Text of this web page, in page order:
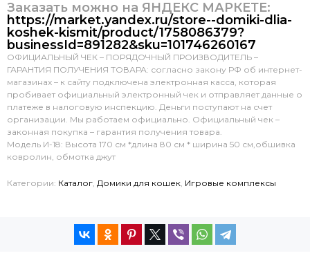
Заказать можно на ЯНДЕКС МАРКЕТЕ:
https://market.yandex.ru/store--domiki-dlia-
koshek-kismit/product/1758086379?
businessId=891282&sku=101746260167
ОФИЦИАЛЬНЫЙ ЧЕК – ПОРЯДОЧНЫЙ ПРОИЗВОДИТЕЛЬ –
ГАРАНТИЯ ПОЛУЧЕНИЯ ТОВАРА: согласно закону РФ об интернет-
магазинах – к сайту подключена электронная касса, которая
пробивает официальный электронный чек и отправляет данные о
платеже в налоговую инспекцию. Деньги поступают на счет
организации. Мы работаем официально. Официальный чек –
законная покупка – гарантия получения товара.
Модель И-18: Высота 170 см *длина 80 см * ширина 50 см,обшивка
ковролин, обмотка джут
Категории: Каталог, Домики для кошек, Игровые комплексы